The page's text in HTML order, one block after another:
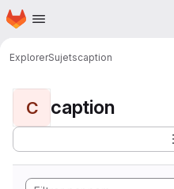
Passer au contenu principal
Page d'accueil
ExplorerSujetscaption
C caption